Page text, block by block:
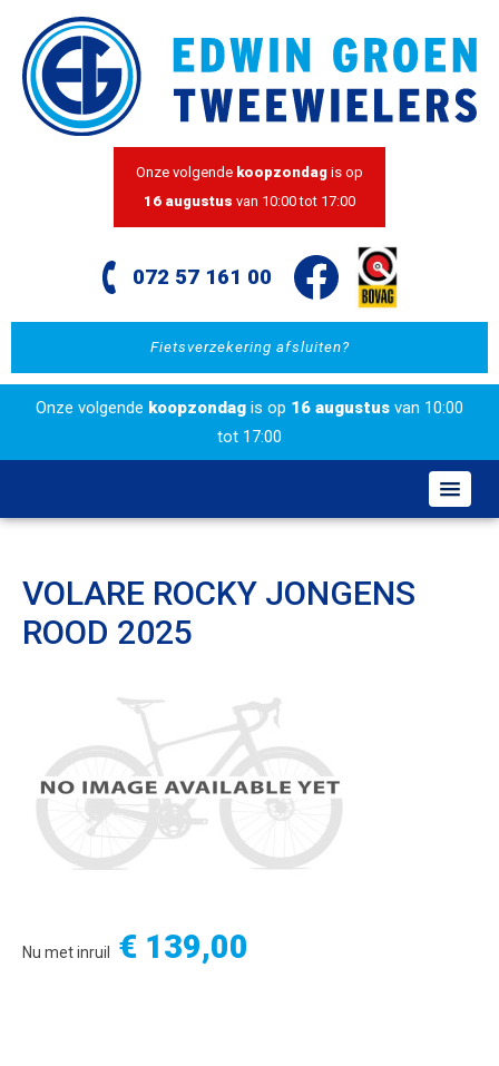
Onze volgende koopzondag is op
16 augustus van 10:00 tot 17:00
Fietsverzekering afsluiten?
072 57 161 00
Onze volgende koopzondag is op 16 augustus van 10:00
tot 17:00
VOLARE ROCKY JONGENS
ROOD 2025
Nu met inruil € 139,00